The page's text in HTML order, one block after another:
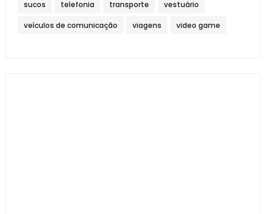
sucos telefonia transporte vestuário
veículos de comunicação viagens video game